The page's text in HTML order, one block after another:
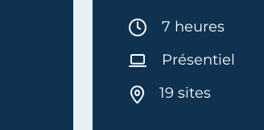
Durée :
7 heures
Présentiel
19 sites